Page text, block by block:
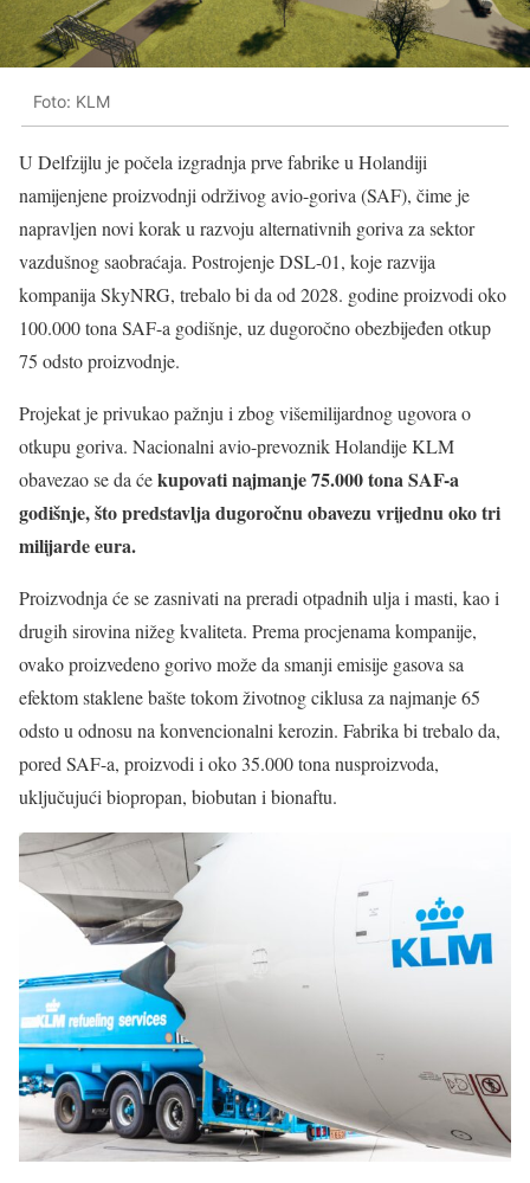
Foto: KLM
U Delfzijlu je počela izgradnja prve fabrike u Holandiji
namijenjene proizvodnji održivog avio-goriva (SAF), čime je
napravljen novi korak u razvoju alternativnih goriva za sektor
vazdušnog saobraćaja. Postrojenje DSL-01, koje razvija
kompanija SkyNRG, trebalo bi da od 2028. godine proizvodi oko
100.000 tona SAF-a godišnje, uz dugoročno obezbijeđen otkup
75 odsto proizvodnje.
Projekat je privukao pažnju i zbog višemilijardnog ugovora o
otkupu goriva. Nacionalni avio-prevoznik Holandije KLM
obavezao se da ćekupovati najmanje 75.000 tona SAF-a
godišnje, što predstavlja dugoročnu obavezu vrijednu oko tri
milijarde eura.
Proizvodnja će se zasnivati na preradi otpadnih ulja i masti, kao i
drugih sirovina nižeg kvaliteta. Prema procjenama kompanije,
ovako proizvedeno gorivo može da smanji emisije gasova sa
efektom staklene bašte tokom životnog ciklusa za najmanje 65
odsto u odnosu na konvencionalni kerozin. Fabrika bi trebalo da,
pored SAF-a, proizvodi i oko 35.000 tona nusproizvoda,
uključujući biopropan, biobutan i bionaftu.